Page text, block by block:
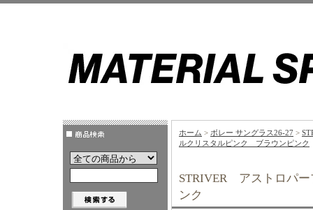
ホーム > ボレー サングラス26-27 >
ルクリスタルピンク ブラウンピンク
STRIVER アストロパ
ンク